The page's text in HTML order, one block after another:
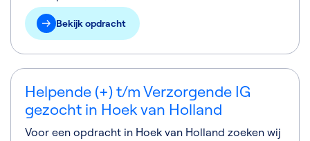
Bekijk opdracht
Helpende (+) t/m Verzorgende IG
gezocht in Hoek van Holland
Voor een opdracht in Hoek van Holland zoeken wij